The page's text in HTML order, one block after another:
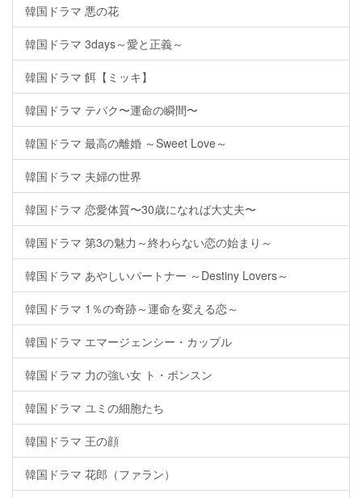
韓国ドラマ 悪の花
韓国ドラマ 3days～愛と正義～
韓国ドラマ 餌【ミッキ】
韓国ドラマ テバク〜運命の瞬間〜
韓国ドラマ 最高の離婚 ～Sweet Love～
韓国ドラマ 夫婦の世界
韓国ドラマ 恋愛体質〜30歳になれば大丈夫〜
韓国ドラマ 第3の魅力～終わらない恋の始まり～
韓国ドラマ あやしいパートナー ～Destiny Lovers～
韓国ドラマ 1％の奇跡～運命を変える恋～
韓国ドラマ エマージェンシー・カップル
韓国ドラマ 力の強い女 ト・ボンスン
韓国ドラマ ユミの細胞たち
韓国ドラマ 王の顔
韓国ドラマ 花郎（ファラン）